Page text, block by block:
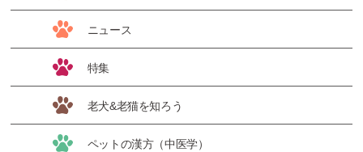
ニュース
特集
老犬&老猫を知ろう
ペットの漢方（中医学）